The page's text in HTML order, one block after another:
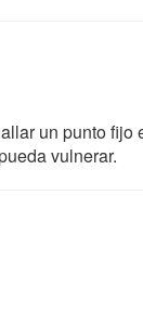
un punto fijo
vulnerar.